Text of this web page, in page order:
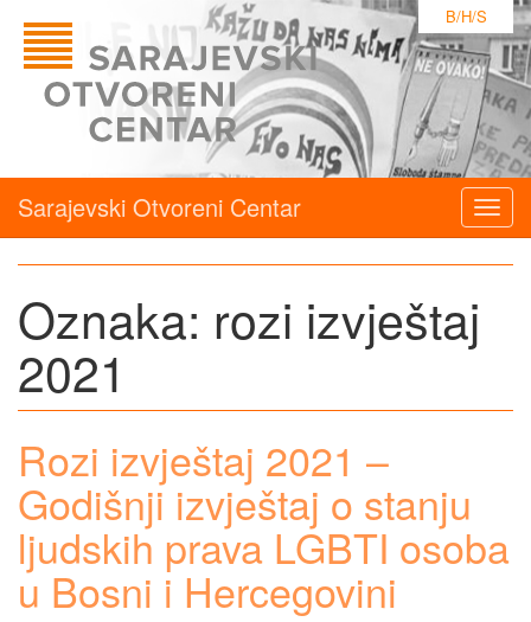
B/H/S
Sarajevski Otvoreni Centar
Oznaka: rozi izvještaj
2021
Rozi izvještaj 2021 –
Godišnji izvještaj o stanju
ljudskih prava LGBTI osoba
u Bosni i Hercegovini